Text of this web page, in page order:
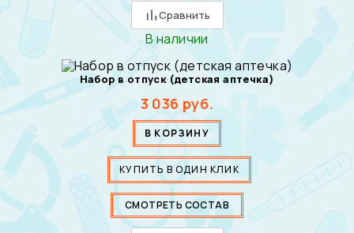
Сравнить
В наличии
Набор в отпуск (детская аптечка)
3 036 руб.
В КОРЗИНУ
КУПИТЬ В ОДИН КЛИК
СМОТРЕТЬ СОСТАВ